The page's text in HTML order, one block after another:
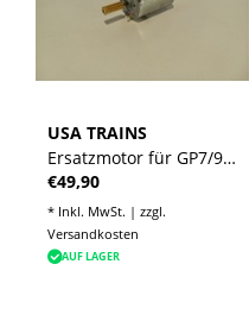
USA TRAINS
Ersatzmotor für GP7/9
GP 30 GP 38-2 F3 A/B
€49,90
* Inkl. MwSt. | zzgl.
Versandkosten
AUF LAGER